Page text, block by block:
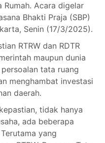
Acara digelar
Bhakti Praja (SBP)
Senin (17/3/2025).
RTRW dan RDTR
maupun dunia
tata ruang
menghambat investasi
daerah.
tidak hanya
ada beberapa
yang